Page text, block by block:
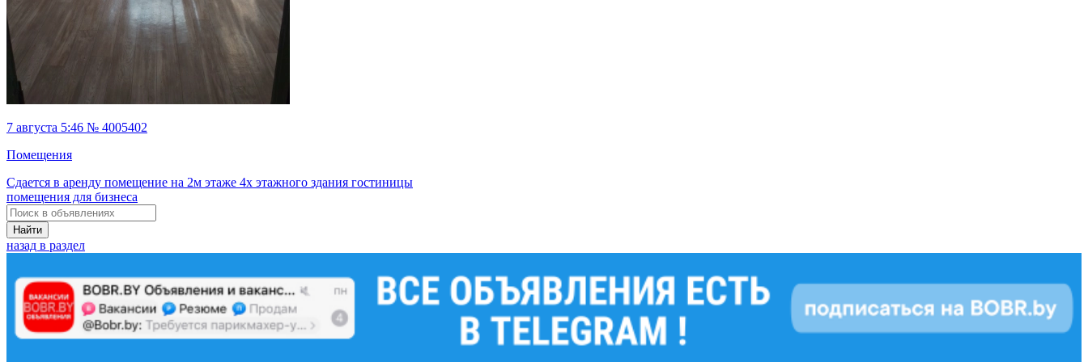
7 августа 5:46 № 4005402
Помещения
Сдается в аренду помещение на 2м этаже 4х этажного здания гостиницы
помещения для бизнеса
Найти
назад в раздел